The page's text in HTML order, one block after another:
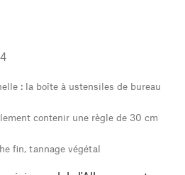
: la boîte à ustensiles de bureau
contenir une règle de 30 cm
fin, tannage végétal